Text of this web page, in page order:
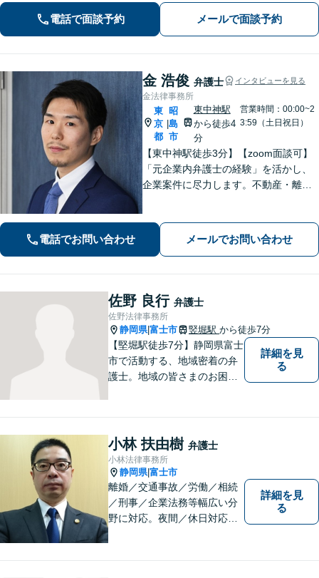
談ください。初回電話10分無料。全国
対応。親身なサポートをいたします。
【新清水駅5分】
電話で面談予約 メールで面談予約
金 浩俊 弁護士 インタビューを見る
金法律事務所
東
京
都
|
昭
島
市
東中神駅
から徒歩4
分
営業時間：00:00~2
3:59（土日祝日）
【東中神駅徒歩3分】【zoom面談可】
「元企業内弁護士の経験」を活かし、
企業案件に尽力します。不動産・離婚
し問題に真摯に向き合います。【韓国
電話でお問い合わせ メールでお問い合わせ
佐野 良行 弁護士
佐野法律事務所
静岡県|富士市 竪堀駅 から徒歩7分
【堅堀駅徒歩7分】静岡県富士
市で活動する、地域密着の弁
護士。地域の皆さまのお困り
問題に対応可能です。お気軽
にご相談ください。
詳細を見
る
小林 扶由樹 弁護士
小林法律事務所
静岡県|富士市
離婚／交通事故／労働／相続
／刑事／企業法務等幅広い分
野に対応。夜間／休日対応
っていません
詳細を見
る